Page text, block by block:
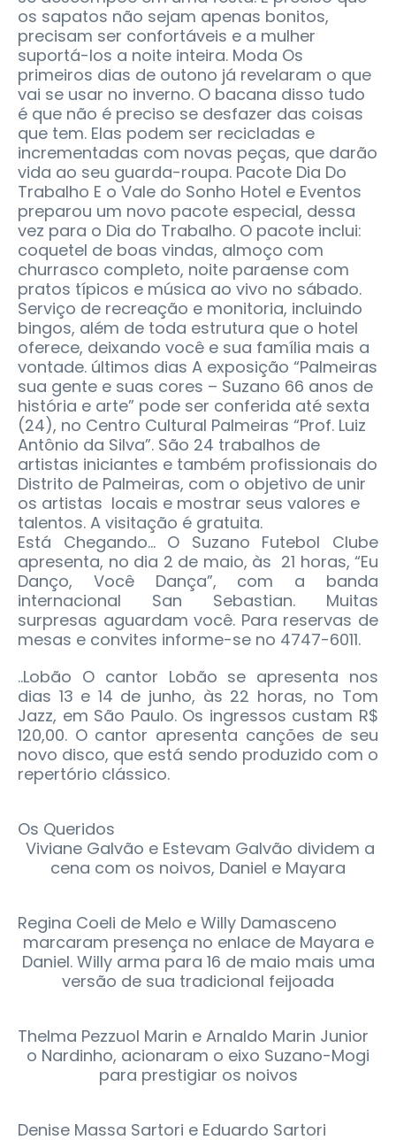
os sapatos não sejam apenas bonitos,
precisam ser confortáveis e a mulher
suportá-los a noite inteira. Moda Os
primeiros dias de outono já revelaram o que
vai se usar no inverno. O bacana disso tudo
é que não é preciso se desfazer das coisas
que tem. Elas podem ser recicladas e
incrementadas com novas peças, que darão
vida ao seu guarda-roupa. Pacote Dia Do
Trabalho E o Vale do Sonho Hotel e Eventos
preparou um novo pacote especial, dessa
vez para o Dia do Trabalho. O pacote inclui:
coquetel de boas vindas, almoço com
churrasco completo, noite paraense com
pratos típicos e música ao vivo no sábado.
Serviço de recreação e monitoria, incluindo
bingos, além de toda estrutura que o hotel
oferece, deixando você e sua família mais a
vontade. últimos dias A exposição “Palmeiras
sua gente e suas cores – Suzano 66 anos de
história e arte” pode ser conferida até sexta
(24), no Centro Cultural Palmeiras “Prof. Luiz
Antônio da Silva”. São 24 trabalhos de
artistas iniciantes e também profissionais do
Distrito de Palmeiras, com o objetivo de unir
os artistas locais e mostrar seus valores e
talentos. A visitação é gratuita.
Está Chegando... O Suzano Futebol Clube
apresenta, no dia 2 de maio, às 21 horas, “Eu
Danço, Você Dança”, com a banda
internacional San Sebastian. Muitas
surpresas aguardam você. Para reservas de
mesas e convites informe-se no 4747-6011.
..Lobão O cantor Lobão se apresenta nos
dias 13 e 14 de junho, às 22 horas, no Tom
Jazz, em São Paulo. Os ingressos custam R$
120,00. O cantor apresenta canções de seu
novo disco, que está sendo produzido com o
repertório clássico.
Os Queridos
Viviane Galvão e Estevam Galvão dividem a
cena com os noivos, Daniel e Mayara
Regina Coeli de Melo e Willy Damasceno
marcaram presença no enlace de Mayara e
Daniel. Willy arma para 16 de maio mais uma
versão de sua tradicional feijoada
Thelma Pezzuol Marin e Arnaldo Marin Junior
o Nardinho, acionaram o eixo Suzano-Mogi
para prestigiar os noivos
Denise Massa Sartori e Eduardo Sartori